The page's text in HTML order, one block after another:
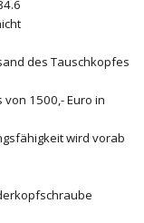
des Tauschkopfes
1500,- Euro in
wird vorab